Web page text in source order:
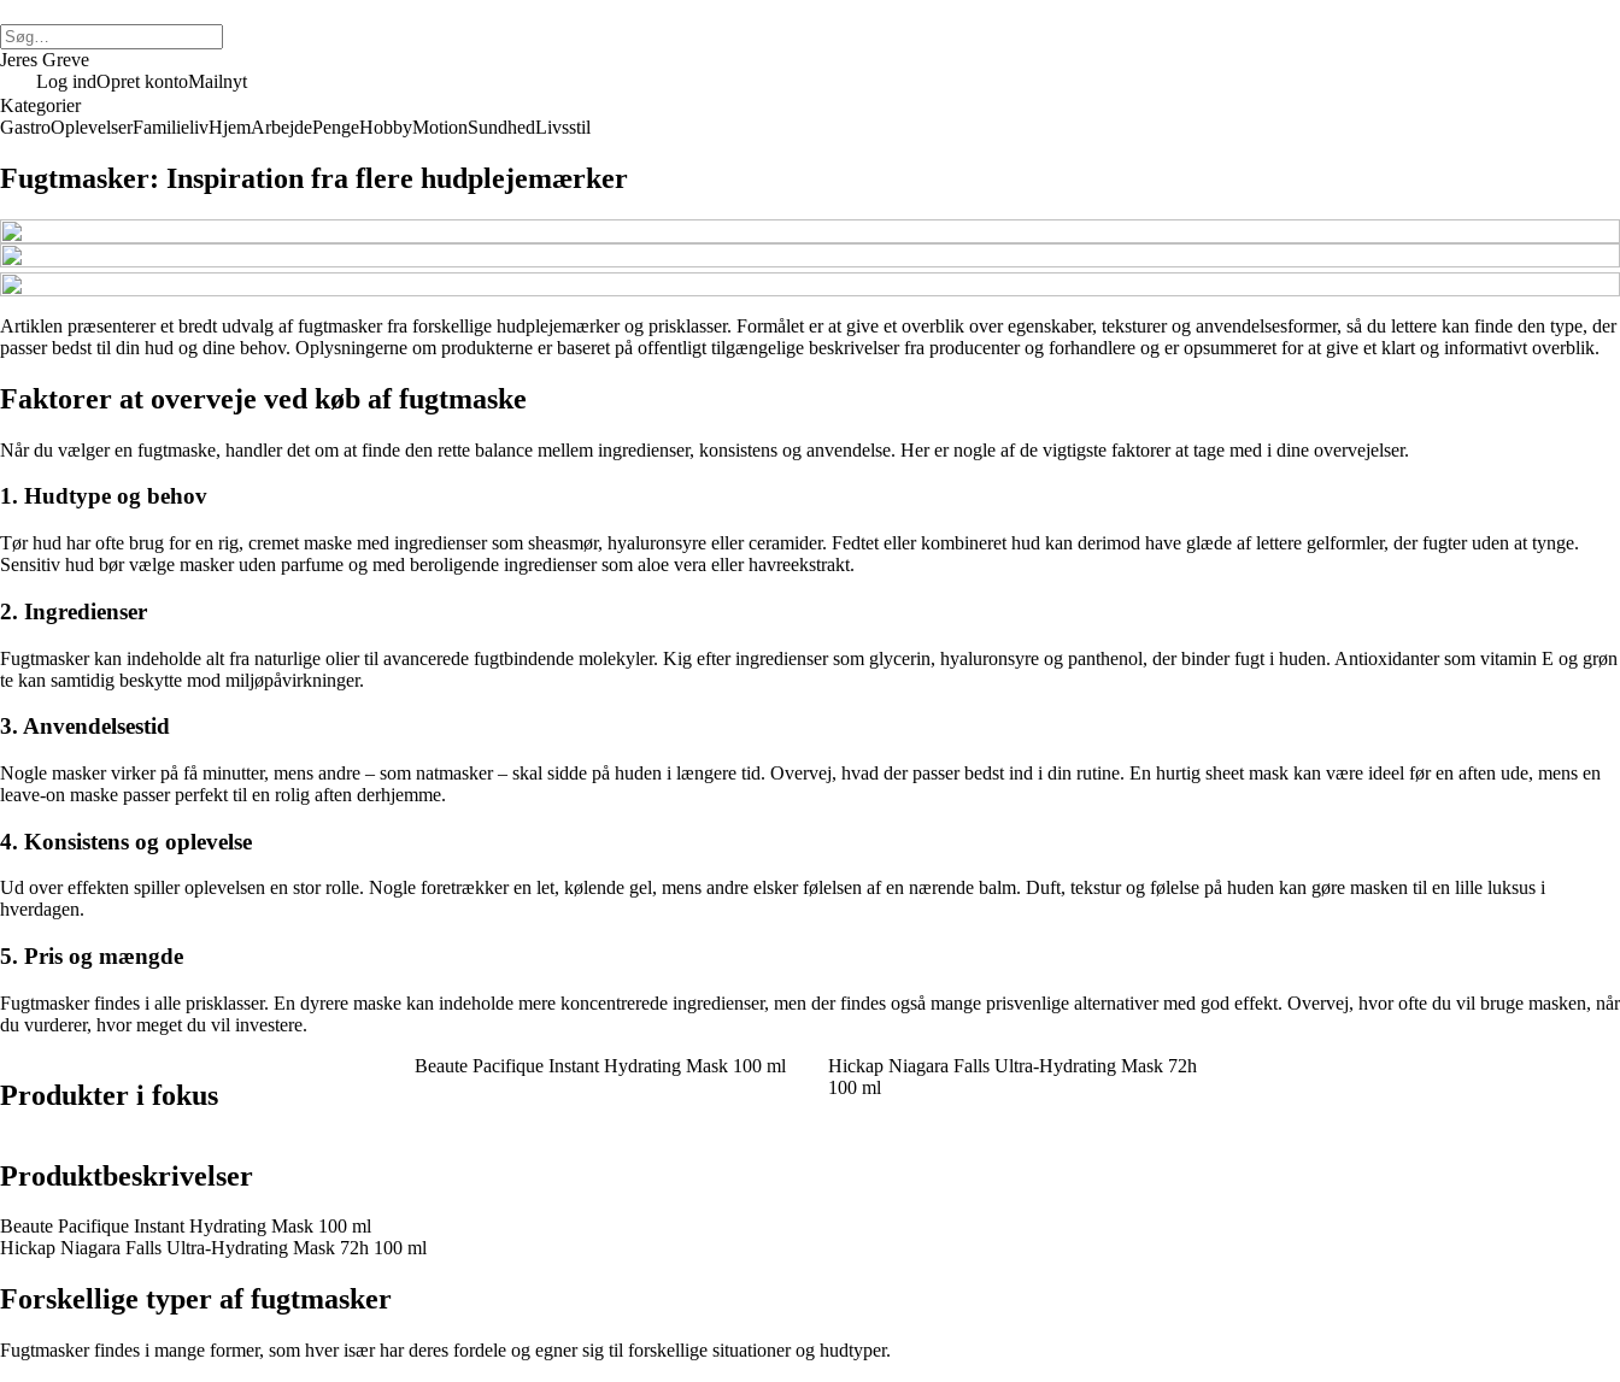
Jeres Greve
Log indOpret kontoMailnyt
Kategorier
GastroOplevelserFamilielivHjemArbejdePengeHobbyMotionSundhedLivsstil
Fugtmasker: Inspiration fra flere hudplejemærker
Artiklen præsenterer et bredt udvalg af fugtmasker fra forskellige hudplejemærker og prisklasser. Formålet er at give et overblik over egenskaber, teksturer og anvendelsesformer, så du lettere kan finde den type, der
passer bedst til din hud og dine behov. Oplysningerne om produkterne er baseret på offentligt tilgængelige beskrivelser fra producenter og forhandlere og er opsummeret for at give et klart og informativt overblik.
Faktorer at overveje ved køb af fugtmaske
Når du vælger en fugtmaske, handler det om at finde den rette balance mellem ingredienser, konsistens og anvendelse. Her er nogle af de vigtigste faktorer at tage med i dine overvejelser.
1. Hudtype og behov
Tør hud har ofte brug for en rig, cremet maske med ingredienser som sheasmør, hyaluronsyre eller ceramider. Fedtet eller kombineret hud kan derimod have glæde af lettere gelformler, der fugter uden at tynge.
Sensitiv hud bør vælge masker uden parfume og med beroligende ingredienser som aloe vera eller havreekstrakt.
2. Ingredienser
Fugtmasker kan indeholde alt fra naturlige olier til avancerede fugtbindende molekyler. Kig efter ingredienser som glycerin, hyaluronsyre og panthenol, der binder fugt i huden. Antioxidanter som vitamin E og grøn
te kan samtidig beskytte mod miljøpåvirkninger.
3. Anvendelsestid
Nogle masker virker på få minutter, mens andre – som natmasker – skal sidde på huden i længere tid. Overvej, hvad der passer bedst ind i din rutine. En hurtig sheet mask kan være ideel før en aften ude, mens en
leave-on maske passer perfekt til en rolig aften derhjemme.
4. Konsistens og oplevelse
Ud over effekten spiller oplevelsen en stor rolle. Nogle foretrækker en let, kølende gel, mens andre elsker følelsen af en nærende balm. Duft, tekstur og følelse på huden kan gøre masken til en lille luksus i
hverdagen.
5. Pris og mængde
Fugtmasker findes i alle prisklasser. En dyrere maske kan indeholde mere koncentrerede ingredienser, men der findes også mange prisvenlige alternativer med god effekt. Overvej, hvor ofte du vil bruge masken, når
du vurderer, hvor meget du vil investere.
Produkter i fokus
Beaute Pacifique Instant Hydrating Mask 100 ml
Hickap Niagara Falls Ultra-Hydrating Mask 72h
100 ml
Produktbeskrivelser
Beaute Pacifique Instant Hydrating Mask 100 ml
Hickap Niagara Falls Ultra-Hydrating Mask 72h 100 ml
Forskellige typer af fugtmasker
Fugtmasker findes i mange former, som hver især har deres fordele og egner sig til forskellige situationer og hudtyper.